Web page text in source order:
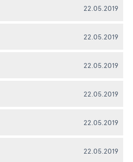
22.05.2019
22.05.2019
22.05.2019
22.05.2019
22.05.2019
22.05.2019